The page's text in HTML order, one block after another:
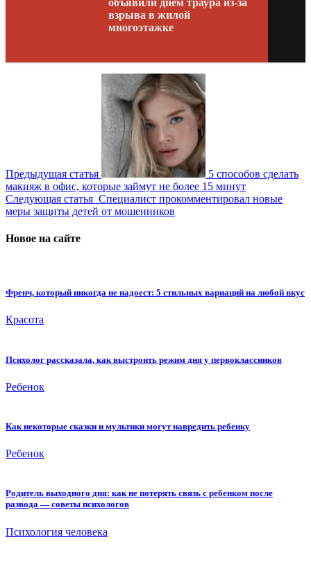
взрыва в жилой
многоэтажке
Предыдущая статья
5 способов сделать
макияж в офис, которые займут не более 15 минут
Следующая статья Специалист прокомментировал новые
меры защиты детей от мошенников
Новое на сайте
Френч, который никогда не надоест: 5 стильных вариаций на любой вкус
Красота
Психолог рассказала, как выстроить режим дня у первоклассников
Ребенок
Как некоторые сказки и мультики могут навредить ребенку
Ребенок
Родитель выходного дня: как не потерять связь с ребенком после
развода — советы психологов
Психология человека